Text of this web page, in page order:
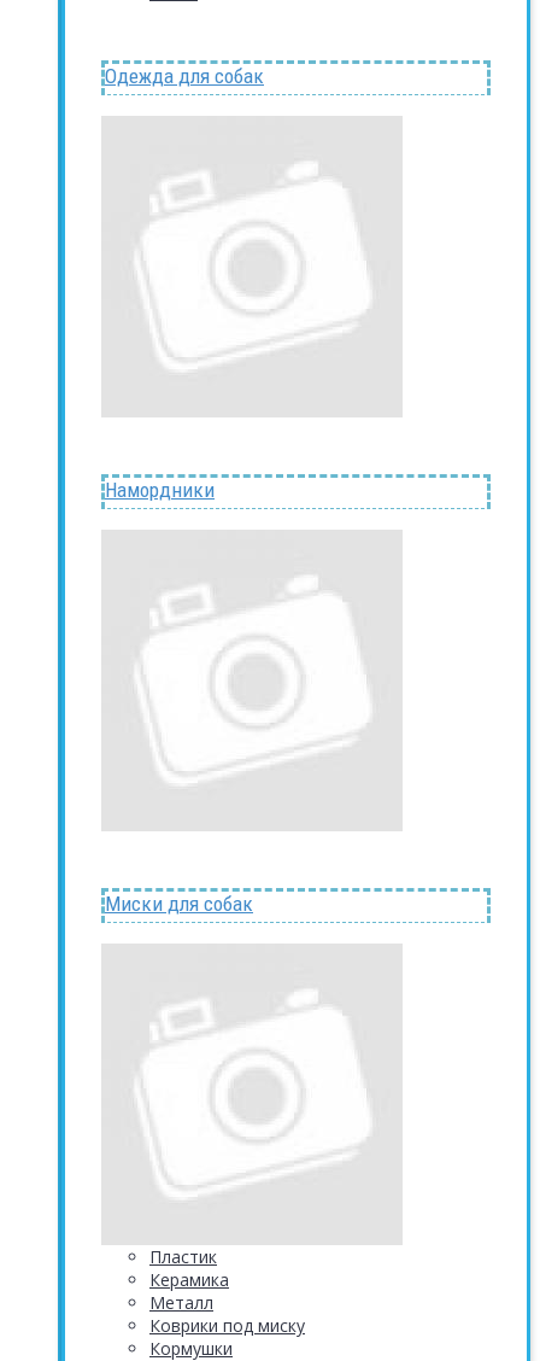
Одежда для собак
Намордники
Миски для собак
Пластик
Керамика
Металл
Коврики под миску
Кормушки